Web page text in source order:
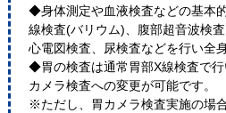
◆身体測定や血液検査などの基本
線検査(バリウム)、腹部超音波検査
心電図検査、尿検査などを行い全
◆胃の検査は通常胃部X線検査で
カメラ検査への変更が可能です。
※ただし、胃カメラ検査実施の場